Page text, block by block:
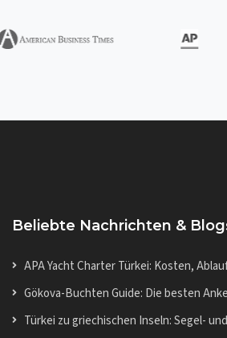
Beliebte Nachrichten &
APA Yacht Charter Türkei: Kosten,
Gökova-Buchten Guide: Die besten
Türkei zu griechischen Inseln: Segel-